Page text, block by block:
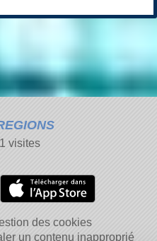
visites
des cookies
un contenu inapproprié